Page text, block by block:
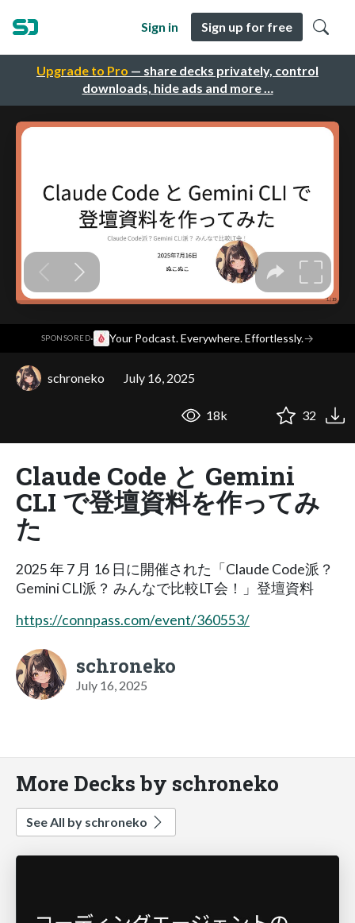
Upgrade to Pro — share decks privately, control
downloads, hide ads and more …
Sign in Sign up for free
SPONSORED· Your Podcast. Everywhere. Effortlessly.→
schroneko July 16, 2025
18k 32
Claude Code と Gemini
CLI で登壇資料を作ってみ
た
2025 年 7 月 16 日に開催された「Claude Code派？
Gemini CLI派？ みんなで比較LT会！」登壇資料
https://connpass.com/event/360553/
schroneko
July 16, 2025
More Decks by schroneko
See All by schroneko